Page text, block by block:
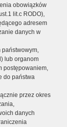
obowiązków
lit.c RODO),
adresem
danych w
państwowym,
lub organom
postępowaniem,
do państwa
przez okres
danych